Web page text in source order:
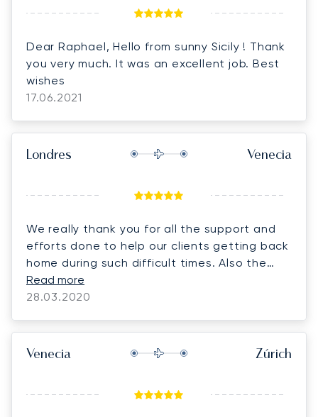
Dear Raphael, Hello from sunny Sicily ! Thank
you very much. It was an excellent job. Best
wishes
17.06.2021
Londres Venecia
We really thank you for all the support and
efforts done to help our clients getting back
home during such difficult times. Also the
last minute changes in Russia were handled
with great timing and efficiency. We have
when needed we will definitely contact you
again. Special thanks to Sofia who was very
appreciated it.
Read more
28.03.2020
Venecia Zúrich